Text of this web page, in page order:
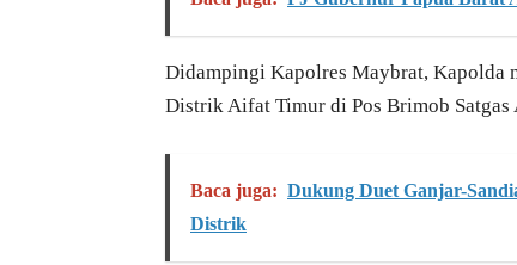
Didampingi Kapolres Maybrat, Kapolda
Distrik Aifat Timur di Pos Brimob Satgas
Baca juga: Dukung Duet Ganjar-
Distrik